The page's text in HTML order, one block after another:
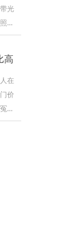
光
和
光
明
问
定
不
得
拭
高
在
价
枉
话